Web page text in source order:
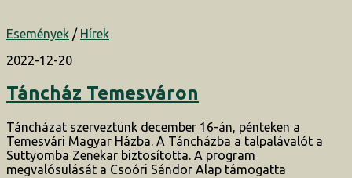
Események / Hírek
2022-12-20
Táncház Temesváron
Táncházat szerveztünk december 16-án, pénteken a
Temesvári Magyar Házba. A Táncházba a talpalávalót a
Suttyomba Zenekar biztosította. A program
megvalósulását a Csoóri Sándor Alap támogatta